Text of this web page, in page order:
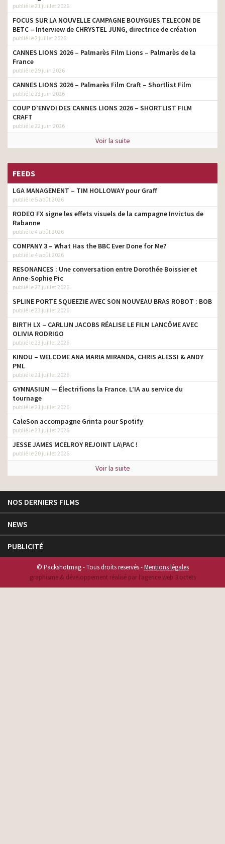
publié le 21 juillet 2026
FOCUS SUR LA NOUVELLE CAMPAGNE BOUYGUES TELECOM DE
BETC – Interview de CHRYSTEL JUNG, directrice de création
publié le 2 juillet 2026
CANNES LIONS 2026 – Palmarès Film Lions – Palmarès de la
France
publié le 29 juin 2026
CANNES LIONS 2026 – Palmarès Film Craft – Shortlist Film
publié le 23 juin 2026
COUP D’ENVOI DES CANNES LIONS 2026 – SHORTLIST FILM
CRAFT
publié le 22 juin 2026
Voir la suite
FEEDS
LGA MANAGEMENT – TIM HOLLOWAY pour Graff
publié le 5 août 2026
RODEO FX signe les effets visuels de la campagne Invictus de
Rabanne
publié le 4 août 2026
COMPANY 3 – What Has the BBC Ever Done for Me?
publié le 4 août 2026
RESONANCES : Une conversation entre Dorothée Boissier et
Anne-Sophie Pic
publié le 27 juillet 2026
SPLINE PORTE SQUEEZIE AVEC SON NOUVEAU BRAS ROBOT : BOB
publié le 23 juillet 2026
BIRTH LX – CARLIJN JACOBS RÉALISE LE FILM LANCÔME AVEC
OLIVIA RODRIGO
publié le 23 juillet 2026
KINOU – WELCOME ANA MARIA MIRANDA, CHRIS ALESSI & ANDY
PML
publié le 21 juillet 2026
GYMNASIUM — Électrifions la France. L’IA au service du
tournage
publié le 21 juillet 2026
CaleSon accompagne Grinta pour Spotify
publié le 21 juillet 2026
JESSE JAMES MCELROY REJOINT LA\PAC !
publié le 20 juillet 2026
Voir la suite
NOS DERNIERS FILMS
NEWS
PUBLICITÉ
© Packshotmag - Tous droits reservés -Mentions légales
graphisme & développement réalisé par l‘agence web 3 octets